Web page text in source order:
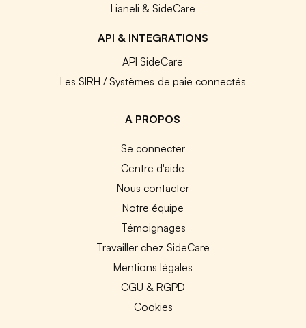
Lianeli & SideCare
API & INTEGRATIONS
API SideCare
Les SIRH / Systèmes de paie connectés
A PROPOS
Se connecter
Centre d'aide
Nous contacter
Notre équipe
Témoignages
Travailler chez SideCare
Mentions légales
CGU & RGPD
Cookies